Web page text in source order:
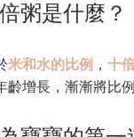
粥是什麼？
米和水的比例 ， 十
增長，漸漸將比